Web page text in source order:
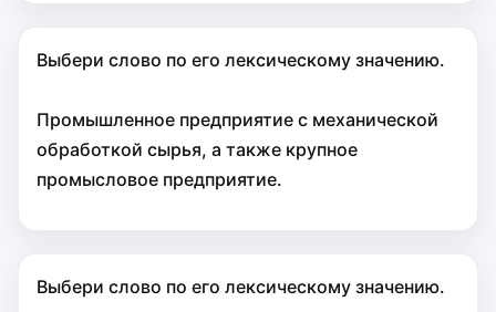
Выбери слово по его лексическому значению.
Промышленное предприятие с механической
обработкой сырья, а также крупное
промысловое предприятие.
Выбери слово по его лексическому значению.